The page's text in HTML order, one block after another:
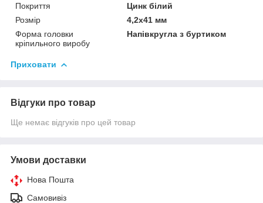
Покриття
Цинк білий
Розмір
4,2х41 мм
Форма головки
кріпильного виробу
Напівкругла з буртиком
Приховати
Відгуки про товар
Ще немає відгуків про цей товар
Умови доставки
Нова Пошта
Самовивіз